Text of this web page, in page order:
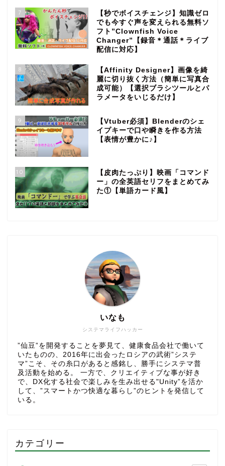
7
【秒でボイスチェンジ】知識ゼロ
でも今すぐ声を変えられる無料ソ
フト”Clownfish Voice
Changer”【録音＊通話＊ライブ
配信に対応】
8
【Affinity Designer】画像を綺
麗に切り抜く方法（簡単に写真合
成可能）【選択ブラシツールとパ
ラメータをいじるだけ】
9
【Vtuber必須】Blenderのシェ
イプキーで口や瞬きを作る方法
【表情が豊かに♪】
10
【皮肉たっぷり】映画「コマンド
ー」の全英語セリフをまとめてみ
た①【単語カード風】
システマライフハッカー
いなも
”仙豆”を開発することを夢見て、健康食品会社で働いて
いたものの、2016年に出会ったロシアの武術”システ
マ”こそ、その糸口があると感銘し、勝手にシステマ普
及活動を始める。 一方で、クリエイティブな事が好き
で、DX化する社会で楽しみを生み出せる"Unity”を活か
して、”スマートかつ快適な暮らし”のヒントを発信して
いる。
カテゴリー